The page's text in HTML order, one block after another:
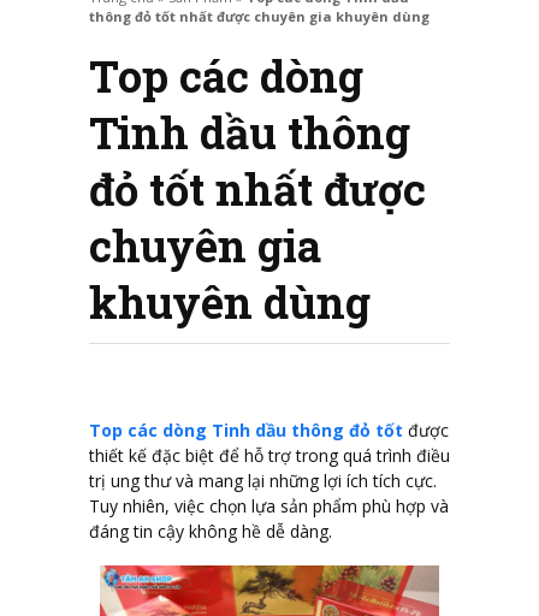
thông đỏ tốt nhất được chuyên gia khuyên dùng
Top các dòng
Tinh dầu thông
đỏ tốt nhất được
chuyên gia
khuyên dùng
Top các dòng Tinh dầu thông đỏ tốt được
thiết kế đặc biệt để hỗ trợ trong quá trình điều
trị ung thư và mang lại những lợi ích tích cực.
Tuy nhiên, việc chọn lựa sản phẩm phù hợp và
đáng tin cậy không hề dễ dàng.